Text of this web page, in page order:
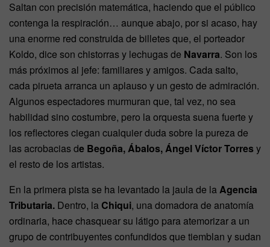
Saltan con precisión matemática, haciendo que el público
contenga la respiración… aunque abajo, por si acaso, hay
una enorme red construida de billetes que, el porteador
Koldo, dice son chistorras y lechugas de Navarra. Son los
más próximos al jefe: familiares y amigos. Cada salto,
cada pirueta arranca un aplauso y un gesto de admiración.
Algunos espectadores murmuran que, tal vez, no sea
habilidad sino costumbre, pero la orquesta suena fuerte y
los reflectores ciegan cualquier duda sobre la pureza de
las acrobacias de Begoña, Ábalos, Ángel Víctor Torres y
el resto de los artistas.
En la primera pista se ha levantado la jaula de la Agencia
Tributaria. Dentro, la Chiqui, una domadora de anatomía
ordinaria, hace chasquear su látigo para atemorizar a un
grupo de contribuyentes confundidos que tiemblan y sudan